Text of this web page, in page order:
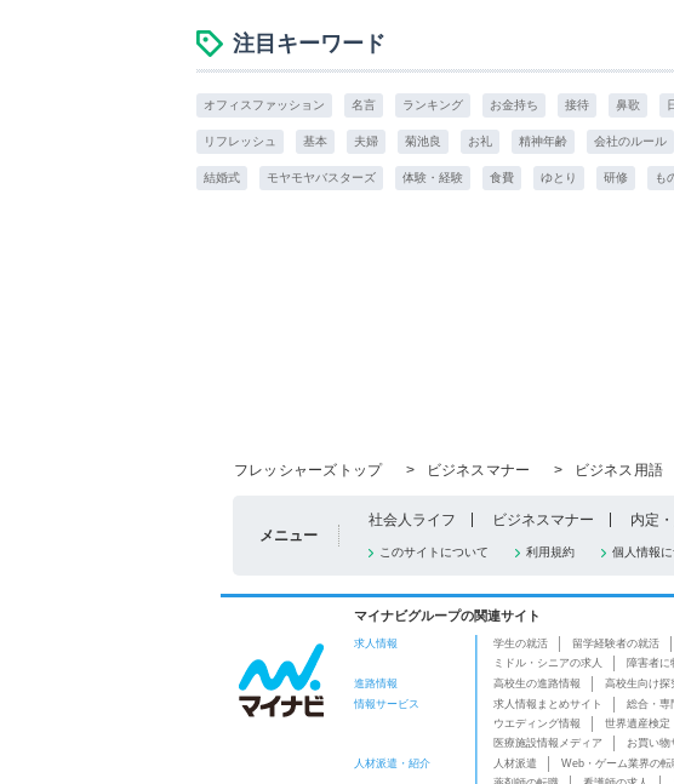
注目キーワード
オフィスファッション 名言 ランキング お金持ち 接待 鼻歌
リフレッシュ 基本 夫婦 菊池良 お礼 精神年齢 会社のルール
結婚式 モヤモヤバスターズ 体験・経験 食費 ゆとり 研修 も
フレッシャーズトップ
> ビジネスマナー > ビジネス用語
メニュー
社会人ライフ ビジネスマナー 内定
このサイトについて 利用規約 個人情報
マイナビグループの関連サイト
求人情報 学生の就活 留学経験者の就活
ミドル・シニアの求人
障害者に
進路情報
高校生の進路情報
高校生向け探
情報サービス
求人情報まとめサイト 総合・専
ウエディング情報
世界遺産検定
医療施設情報メディア
お買い物
人材派遣・紹介
人材派遣 Web・ゲーム業界の転